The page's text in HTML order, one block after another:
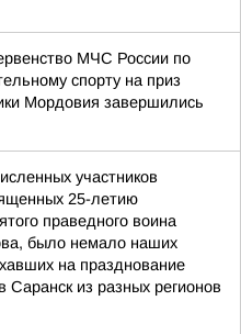
МЧС России по
спорту на приз
Мордовия завершились
участников
25-летию
праведного воина
было немало наших
на празднование
Саранск из разных регионов